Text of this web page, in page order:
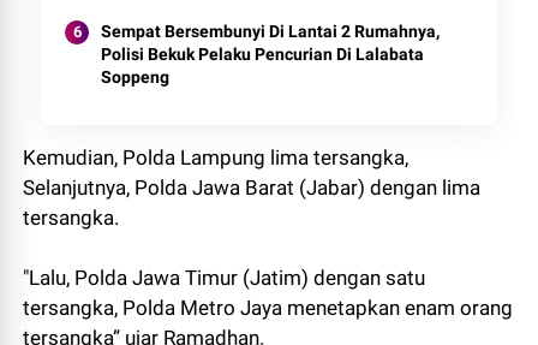
Sempat Bersembunyi Di Lantai 2 Rumahnya,
Polisi Bekuk Pelaku Pencurian Di Lalabata
Soppeng
Kemudian, Polda Lampung lima tersangka,
Selanjutnya, Polda Jawa Barat (Jabar) dengan lima
tersangka.
"Lalu, Polda Jawa Timur (Jatim) dengan satu
tersangka, Polda Metro Jaya menetapkan enam orang
tersangka” ujar Ramadhan.